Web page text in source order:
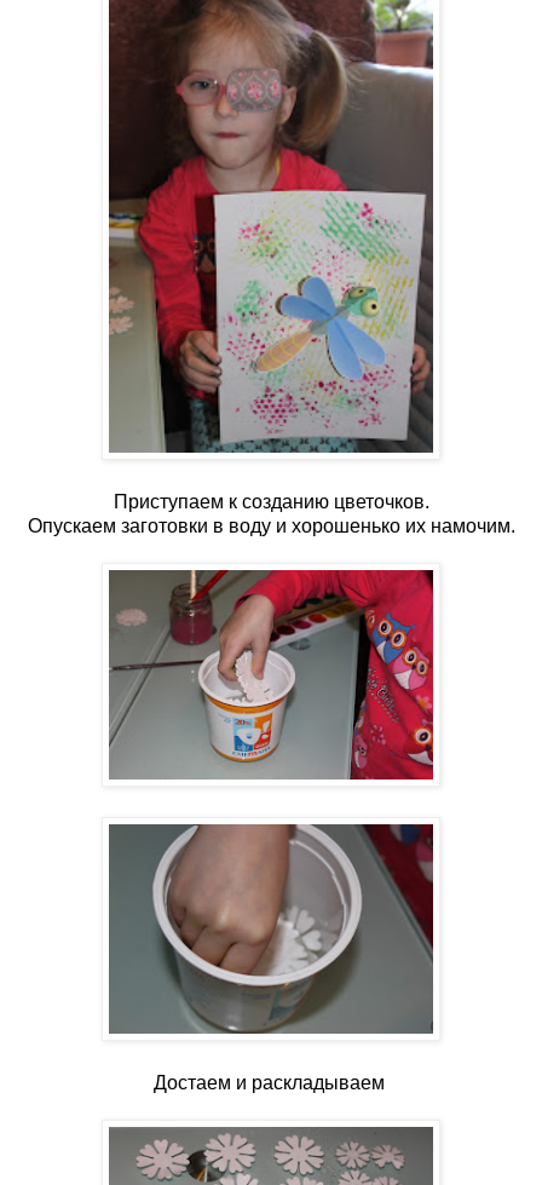
Приступаем к созданию цветочков.
Опускаем заготовки в воду и хорошенько их намочим.
Достаем и раскладываем